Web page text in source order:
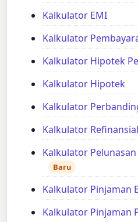
Kalkulator EMI
Kalkulator
Kalkulator Hipotek
Kalkulator Hipotek
Kalkulator
Kalkulator
Kalkulator
Baru
Kalkulator Pinjaman
Kalkulator Pinjaman